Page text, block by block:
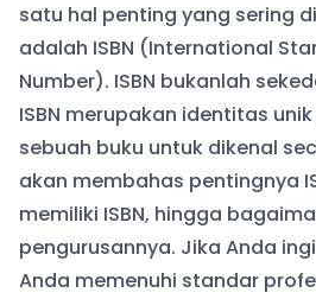
satu hal penting yang sering
adalah ISBN (International
Number). ISBN bukanlah
ISBN merupakan identitas
sebuah buku untuk dikenal
akan membahas pentingnya
memiliki ISBN, hingga
pengurusannya. Jika Anda
Anda memenuhi standar